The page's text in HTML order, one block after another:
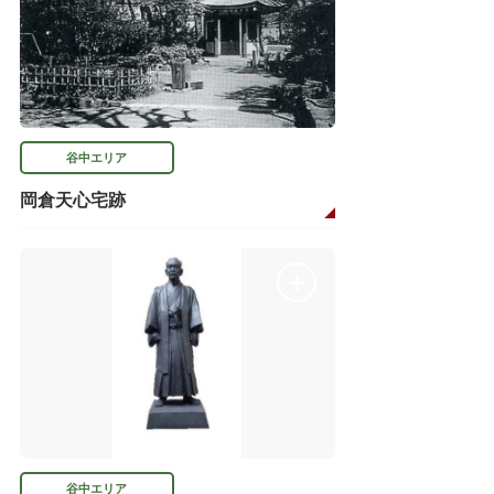
谷中エリア
岡倉天心宅跡
谷中エリア